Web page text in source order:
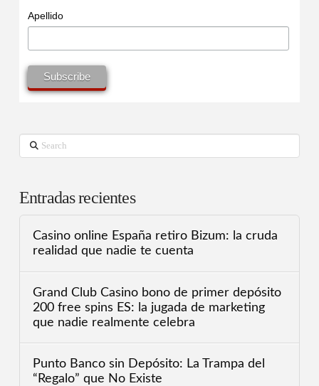
Apellido
Search
Entradas recientes
Casino online España retiro Bizum: la cruda
realidad que nadie te cuenta
Grand Club Casino bono de primer depósito
200 free spins ES: la jugada de marketing
que nadie realmente celebra
Punto Banco sin Depósito: La Trampa del
“Regalo” que No Existe